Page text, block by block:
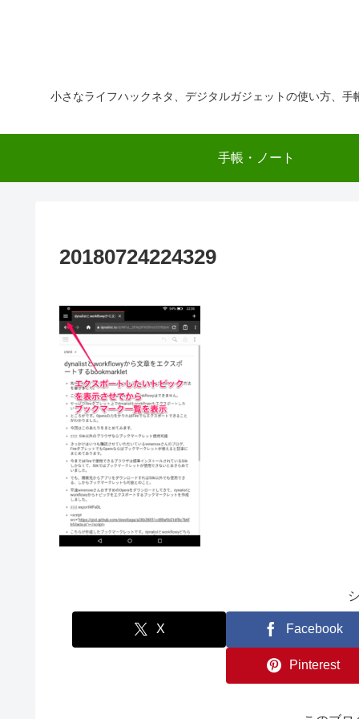
小さなライフハックネタ、デジタルガジェットの使い方、
手帳・ノート
20180724224329
X Facebook
Pinterest